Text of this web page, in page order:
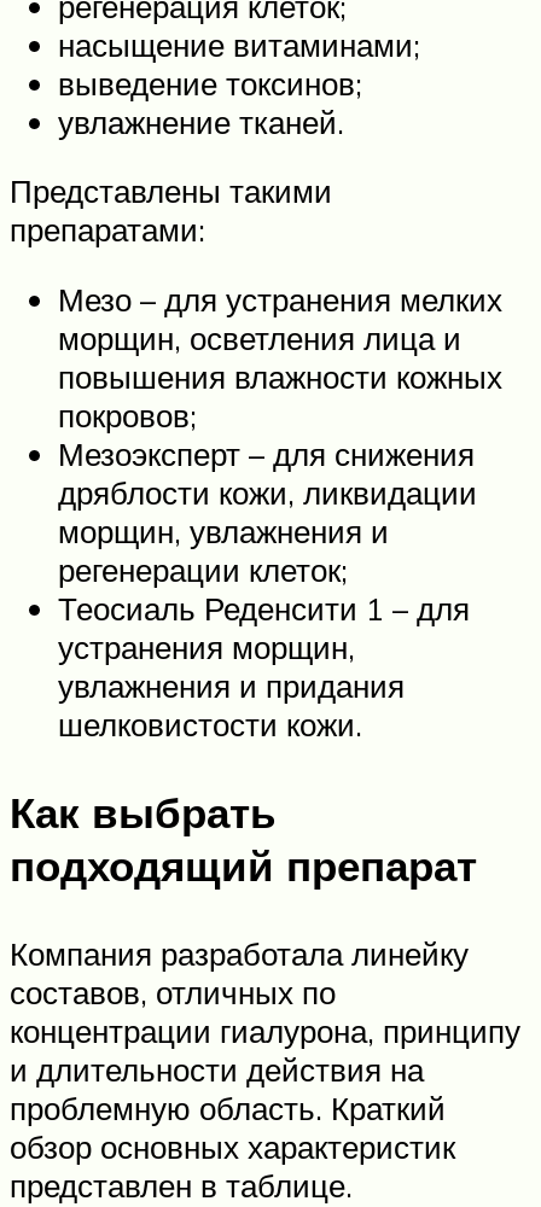
насыщение витаминами;
выведение токсинов;
увлажнение тканей.
Представлены такими
препаратами:
Мезо – для устранения мелких
морщин, осветления лица и
повышения влажности кожных
покровов;
Мезоэксперт – для снижения
дряблости кожи, ликвидации
морщин, увлажнения и
регенерации клеток;
Теосиаль Реденсити 1 – для
устранения морщин,
увлажнения и придания
шелковистости кожи.
Как выбрать
подходящий препарат
Компания разработала линейку
составов, отличных по
концентрации гиалурона, принципу
и длительности действия на
проблемную область. Краткий
обзор основных характеристик
представлен в таблице.